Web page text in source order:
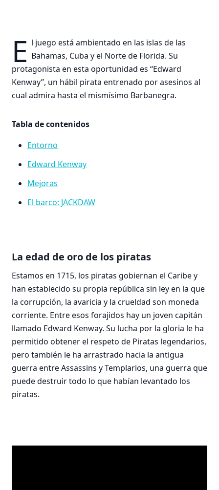
E l juego está ambientado en las islas de las
Bahamas, Cuba y el Norte de Florida. Su
protagonista en esta oportunidad es “Edward
Kenway”, un hábil pirata entrenado por asesinos al
cual admira hasta el mismísimo Barbanegra.
Tabla de contenidos
Entorno
Edward Kenway
Mejoras
El barco: JACKDAW
La edad de oro de los piratas
Estamos en 1715, los piratas gobiernan el Caribe y
han establecido su propia república sin ley en la que
la corrupción, la avaricia y la crueldad son moneda
corriente. Entre esos forajidos hay un joven capitán
llamado Edward Kenway. Su lucha por la gloria le ha
permitido obtener el respeto de Piratas legendarios,
pero también le ha arrastrado hacia la antigua
guerra entre Assassins y Templarios, una guerra que
puede destruir todo lo que habían levantado los
piratas.